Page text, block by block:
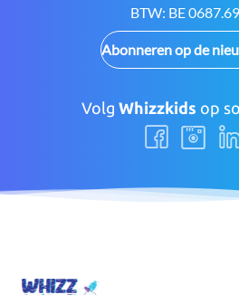
BTW: BE
Abonneren op de
Volg Whizzkids op
Volg
ons
Volg
ons